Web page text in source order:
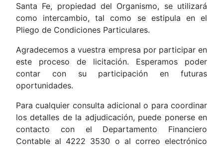
Santa Fe, propiedad del Organismo, se utilizará
como intercambio, tal como se estipula en el
Pliego de Condiciones Particulares.
Agradecemos a vuestra empresa por participar en
este proceso de licitación. Esperamos poder
contar con su participación en futuras
oportunidades.
Para cualquier consulta adicional o para coordinar
los detalles de la adjudicación, puede ponerse en
contacto con el Departamento Financiero
Contable al 4222 3530 o al correo electrónico